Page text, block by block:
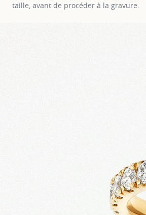
taille, avant de procéder à la gravure.